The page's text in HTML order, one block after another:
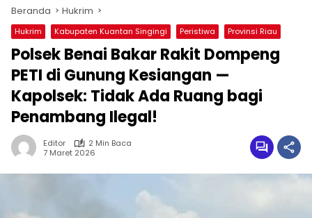
Beranda Hukrim
Hukrim Kabupaten Kuantan Singingi Peristiwa Provinsi Riau
Polsek Benai Bakar Rakit Dompeng
PETI di Gunung Kesiangan —
Kapolsek: Tidak Ada Ruang bagi
Penambang Ilegal!
Editor
2 Min Baca
7 Maret 2026